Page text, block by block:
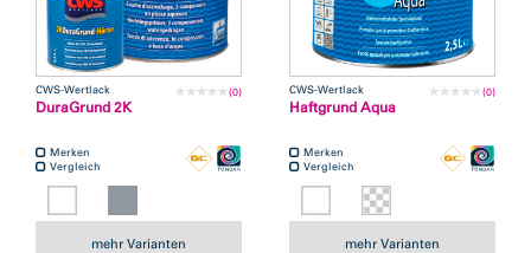
CWS-Wertlack (0)
DuraGrund 2K
Merken
Vergleich
mehr Varianten
CWS-Wertlack (0)
Haftgrund Aqua
Merken
Vergleich
mehr Varianten